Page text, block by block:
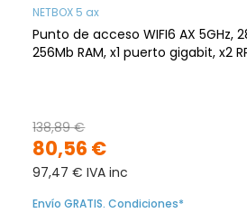
NETBOX 5 ax
Punto de acceso WIFI6 AX 5GHz,
256Mb RAM, x1 puerto gigabit, x2
80,56 €
138,89 €
97,47 € IVA inc
Envío GRATIS. Condiciones*